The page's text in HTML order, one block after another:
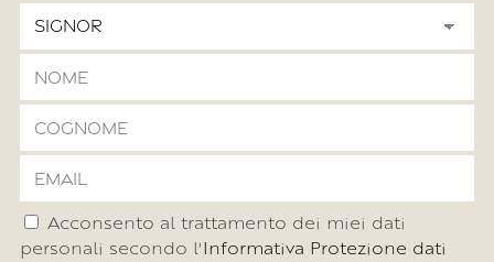
Acconsento al trattamento dei miei dati
personali secondo l'Informativa Protezione dati